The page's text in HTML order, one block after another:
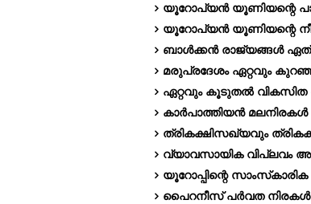
യൂറോപ്യൻ യൂണിയന്റെ
യൂറോപ്യൻ യൂണിയന്റെ
ബാൾക്കൻ രാജ്യങ്ങൾ
മരുപ്രദേശം ഏറ്റവും
ഏറ്റവും കൂടുതൽ വികസിത
കാർപാത്തിയൻ
ത്രികക്ഷിസഖ്യവും
വ്യാവസായിക വിപ്ലവം
യൂറോപ്പിന്റെ സാംസ്‌കാരിക
പൈറനീസ് പർവത